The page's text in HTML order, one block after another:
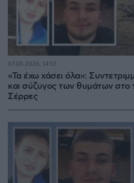
«Τα έχω χάσει όλα»:
και σύζυγος των θυμάτων στο
Σέρρες
07.08.2026, 14:57